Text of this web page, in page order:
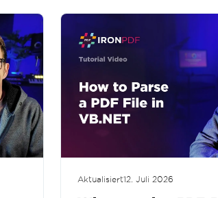
Aktualisiert12. Juli 2026